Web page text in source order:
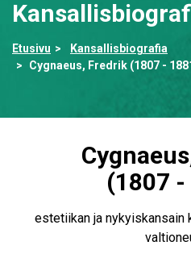
Etusivu
Kansallisbiografia
Cygnaeus, Fredrik (1807 -
(1807
estetiikan ja